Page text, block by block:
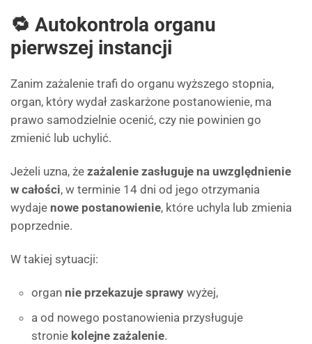
🔁 Autokontrola organu
pierwszej instancji
Zanim zażalenie trafi do organu wyższego stopnia,
organ, który wydał zaskarżone postanowienie, ma
prawo samodzielnie ocenić, czy nie powinien go
zmienić lub uchylić.
Jeżeli uzna, że zażalenie zasługuje na uwzględnienie
w całości, w terminie 14 dni od jego otrzymania
wydaje nowe postanowienie, które uchyla lub zmienia
poprzednie.
W takiej sytuacji:
organ nie przekazuje sprawy wyżej,
a od nowego postanowienia przysługuje
stronie kolejne zażalenie.